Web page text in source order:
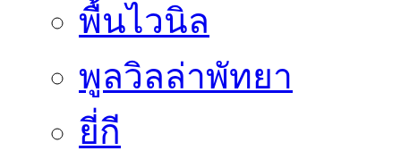
พื้นไวนิล
พูลวิลล่าพัทยา
ยี่กี